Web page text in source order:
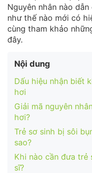
Nguyên nhân nào
như thế nào mới có
cùng tham khảo
đây.
Nội dung
Dấu hiệu nhận biết
hơi
Giải mã nguyên
hơi?
Trẻ sơ sinh bị sôi
sao?
Khi nào cần đưa trẻ
sĩ?